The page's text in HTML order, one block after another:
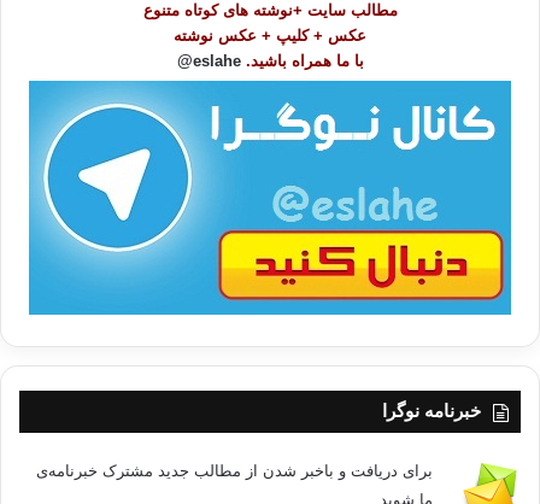
مطالب سایت +نوشته های کوتاه متنوع
عکس + کلیپ + عکس نوشته
با ما همراه باشید. eslahe@
خبرنامه نوگرا
برای دریافت و باخبر شدن از مطالب جدید مشترک خبرنامه‌ی
ما شوید.